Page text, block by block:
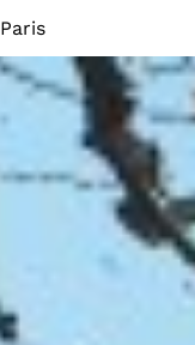
Paris